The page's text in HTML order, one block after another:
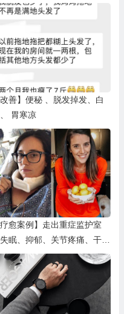
改善】便秘 、脱发掉发、白
胃寒凉
疗愈案例】走出重症监护室
失眠、抑郁、关节疼痛、干眼
淋巴结肿大、神经疼痛等）